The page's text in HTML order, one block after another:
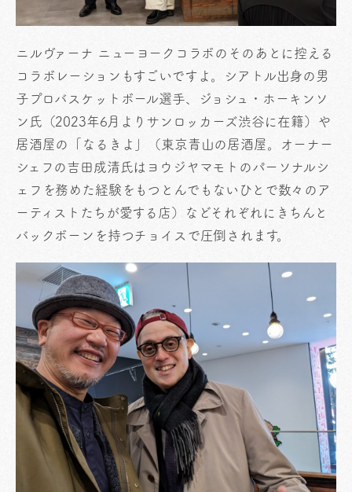
ニルヴァーナ ニューヨークコラボのそのあとに控える
コラボレーションもすごいですよ。シアトル出身の男
子プロバスケットボール選手、ジョシュ・ホーキンソ
ン氏（2023年6月よりサンロッカーズ渋谷に在籍）や
居酒屋の「なるきよ」（東京⻘山の居酒屋。オーナー
シェフの吉田成清氏はヨウジヤマモトのパーソナルシ
ェフを務めた経験をもつとんでもないひとで数々のア
ーティストたちが愛する店）などそれぞれにきちんと
バックボーンを持つチョイスで圧倒されます。